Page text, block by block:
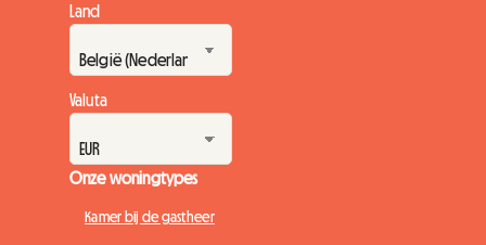
Land
Valuta
Onze woningtypes
Kamer bij de gastheer